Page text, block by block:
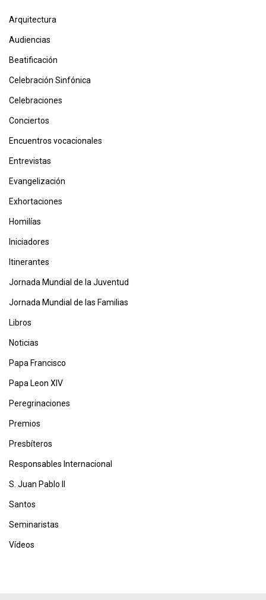
Arquitectura
Audiencias
Beatificación
Celebración Sinfónica
Celebraciones
Conciertos
Encuentros vocacionales
Entrevistas
Evangelización
Exhortaciones
Homilías
Iniciadores
Itinerantes
Jornada Mundial de la Juventud
Jornada Mundial de las Familias
Libros
Noticias
Papa Francisco
Papa Leon XIV
Peregrinaciones
Premios
Presbíteros
Responsables Internacional
S. Juan Pablo II
Santos
Seminaristas
Vídeos